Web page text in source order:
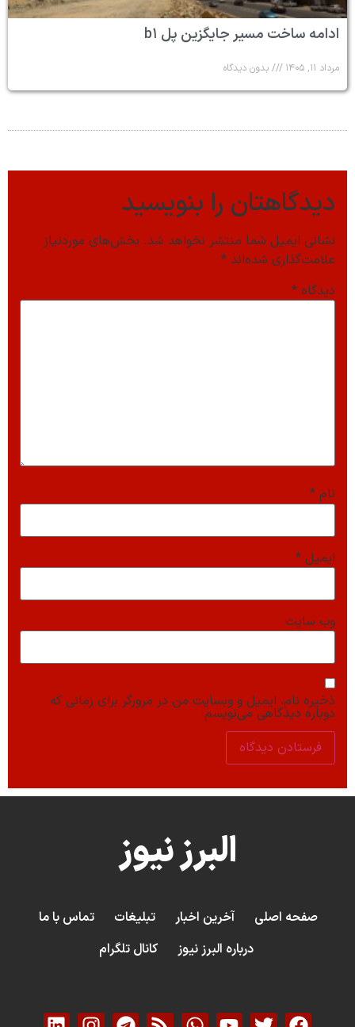
ادامه ساخت مسیر جایگزین پل b۱
مرداد ۱۱, ۱۴۰۵ بدون دیدگاه
دیدگاهتان را بنویسید
نشانی ایمیل شما منتشر نخواهد شد. بخش‌های موردنیاز
علامت‌گذاری شده‌اند *
دیدگاه *
نام *
ایمیل *
وب‌ سایت
ذخیره نام، ایمیل و وبسایت من در مرورگر برای زمانی که
دوباره دیدگاهی می‌نویسم.
البرز نیوز
صفحه اصلی آخرین اخبار تبلیغات
تماس با ما
درباره البرز نیوز
کانال تلگرام